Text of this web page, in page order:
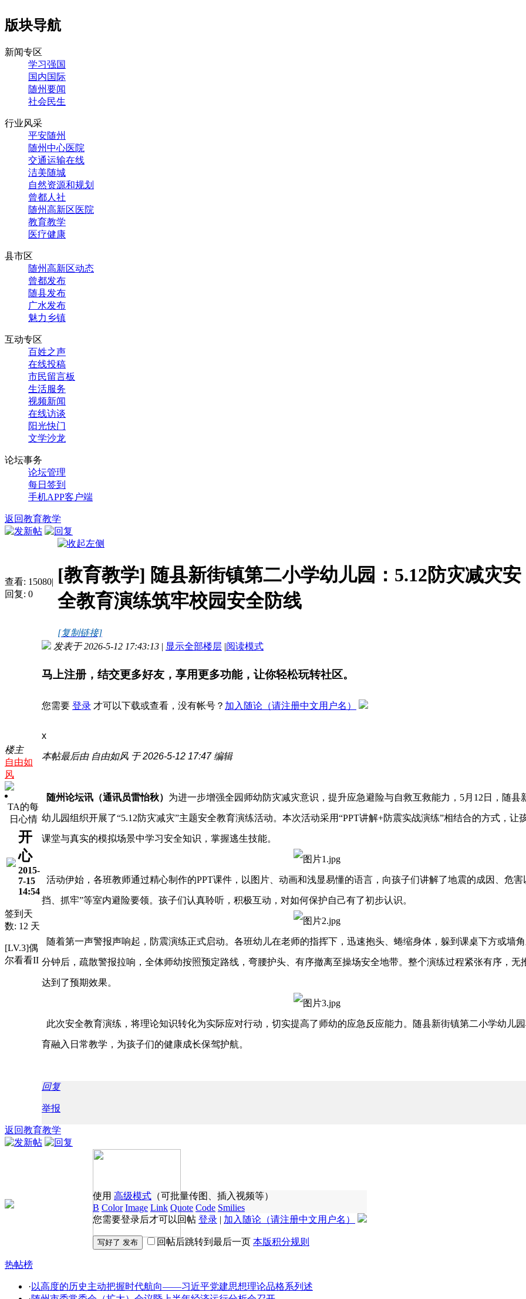
版块导航
新闻专区
学习强国
国内国际
随州要闻
社会民生
行业风采
平安随州
随州中心医院
交通运输在线
洁美随城
自然资源和规划
曾都人社
随州高新区医院
教育教学
医疗健康
县市区
随州高新区动态
曾都发布
随县发布
广水发布
魅力乡镇
互动专区
百姓之声
在线投稿
市民留言板
生活服务
视频新闻
在线访谈
阳光快门
文学沙龙
论坛事务
论坛管理
每日签到
手机APP客户端
返回教育教学
查看: 15080|
回复: 0
[教育教学] 随县新街镇第二小学幼儿园：5.12防灾减灾安
全教育演练筑牢校园安全防线
[复制链接]
楼主
自由如
风
TA的每
日心情
开
心
2015-
7-15
14:54
签到天
数: 12 天
[LV.3]偶
尔看看II
发表于 2026-5-12 17:43:13 | 显示全部楼层 |阅读模式
马上注册，结交更多好友，享用更多功能，让你轻松玩转社区。
您需要 登录 才可以下载或查看，没有帐号？ 加入随论（请注册中文用户名）
x
本帖最后由 自由如风 于 2026-5-12 17:47 编辑
随州论坛讯（通讯员雷怡秋） 为进一步增强全园师幼防灾减灾意识，提升应急避险与自救互救能力，5月12日，随县
幼儿园组织开展了“5.12防灾减灾”主题安全教育演练活动。本次活动采用“PPT讲解+防震实战演练”相结合的方式，让
课堂与真实的模拟场景中学习安全知识，掌握逃生技能。
活动伊始，各班教师通过精心制作的PPT课件，以图片、动画和浅显易懂的语言，向孩子们讲解了地震的成因、危害
挡、抓牢”等室内避险要领。孩子们认真聆听，积极互动，对如何保护自己有了初步认识。
随着第一声警报声响起，防震演练正式启动。各班幼儿在老师的指挥下，迅速抱头、蜷缩身体，躲到课桌下方或墙
分钟后，疏散警报拉响，全体师幼按照预定路线，弯腰护头、有序撤离至操场安全地带。整个演练过程紧张有序，无
达到了预期效果。
此次安全教育演练，将理论知识转化为实际应对行动，切实提高了师幼的应急反应能力。随县新街镇第二小学幼儿
育融入日常教学，为孩子们的健康成长保驾护航。
回复
举报
返回教育教学
使用 高级模式 （可批量传图、插入视频等）
B Color Image Link Quote Code Smilies
您需要登录后才可以回帖 登录 | 加入随论（请注册中文用户名）
回帖后跳转到最后一页 本版积分规则
热帖榜
· 以高度的历史主动把握时代航向——习近平党建思想理论品格系列述